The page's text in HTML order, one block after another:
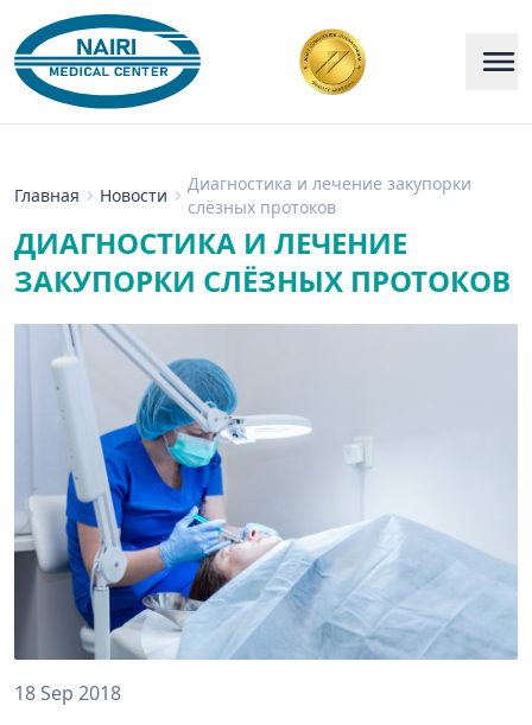
Главная Новости
Диагностика и лечение закупорки
слёзных протоков
ДИАГНОСТИКА И ЛЕЧЕНИЕ
ЗАКУПОРКИ СЛЁЗНЫХ ПРОТОКОВ
18 Sep 2018